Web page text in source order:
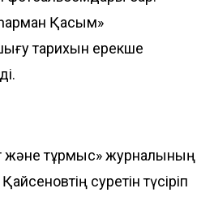
Қасым»
тарихын ерекше
және тұрмыс» журналының
суретін түсіріп